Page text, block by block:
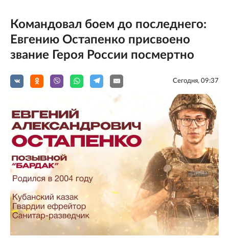
Командовал боем до последнего:
Евгению Остапенко присвоено
звание Героя России посмертно
Сегодня, 09:37